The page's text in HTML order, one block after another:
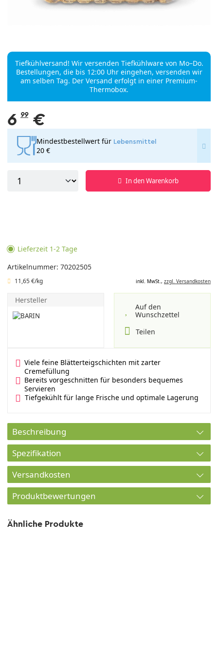
Tiefkühlversand! Wir versenden Tiefkühlware von Mo–Do.
Bestellungen, die bis 12:00 Uhr eingehen, versenden wir
am selben Tag. Der Versand erfolgt in einer Premium-
Thermobox.
6 99 €
Mindestbestellwert für Lebensmittel
20 €
In den Warenkorb
Lieferzeit 1-2 Tage
Artikelnummer: 70202505
11,65 €/kg inkl. MwSt., zzgl. Versandkosten
Hersteller
Auf den
Wunschzettel
Teilen
Viele feine Blätterteigschichten mit zarter
Cremefüllung
Bereits vorgeschnitten für besonders bequemes
Servieren
Tiefgekühlt für lange Frische und optimale Lagerung
Beschreibung
Spezifikation
Versandkosten
Produktbewertungen
Ähnliche Produkte